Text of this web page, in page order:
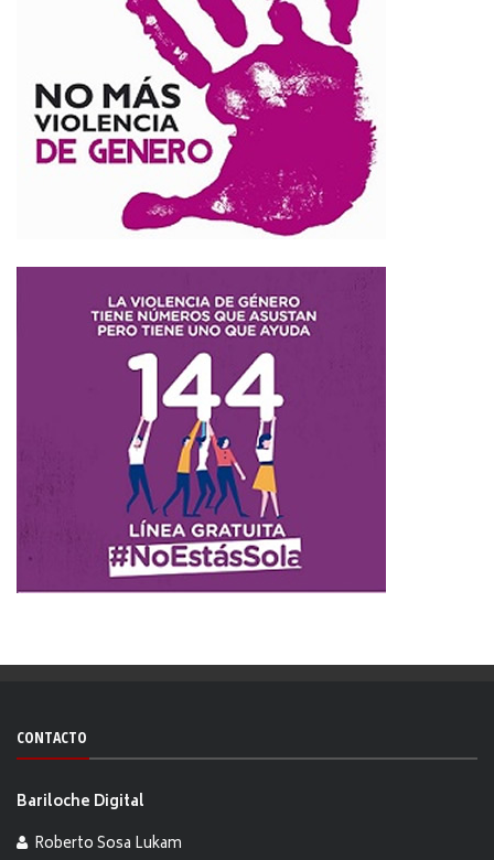
CONTACTO
Bariloche Digital
Roberto Sosa Lukam